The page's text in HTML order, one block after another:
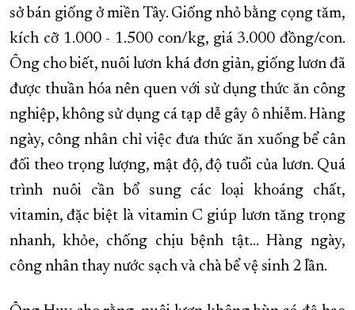
sở bán giống ở miền Tây. Giống nhỏ bằng cọng tăm,
kích cỡ 1.000 - 1.500 con/kg, giá 3.000 đồng/con.
Ông cho biết, nuôi lươn khá đơn giản, giống lươn đã
được thuần hóa nên quen với sử dụng thức ăn công
nghiệp, không sử dụng cá tạp dễ gây ô nhiễm. Hàng
ngày, công nhân chỉ việc đưa thức ăn xuống bể cân
đối theo trọng lượng, mật độ, độ tuổi của lươn. Quá
trình nuôi cần bổ sung các loại khoáng chất,
vitamin, đặc biệt là vitamin C giúp lươn tăng trọng
nhanh, khỏe, chống chịu bệnh tật… Hàng ngày,
công nhân thay nước sạch và chà bể vệ sinh 2 lần.